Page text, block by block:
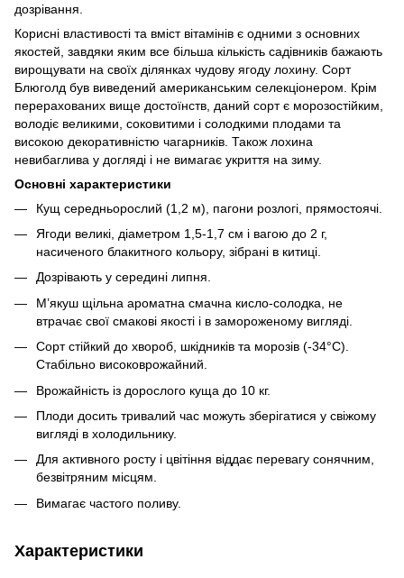
дозрівання.
Корисні властивості та вміст вітамінів є одними з основних
якостей, завдяки яким все більша кількість садівників бажають
вирощувати на своїх ділянках чудову ягоду лохину. Сорт
Блюголд був виведений американським селекціонером. Крім
перерахованих вище достоїнств, даний сорт є морозостійким,
володіє великими, соковитими і солодкими плодами та
високою декоративністю чагарників. Також лохина
невибаглива у догляді і не вимагає укриття на зиму.
Основні характеристики
Кущ середньорослий (1,2 м), пагони розлогі, прямостоячі.
Ягоди великі, діаметром 1,5-1,7 см і вагою до 2 г,
насиченого блакитного кольору, зібрані в китиці.
Дозрівають у середині липня.
М’якуш щільна ароматна смачна кисло-солодка, не
втрачає свої смакові якості і в замороженому вигляді.
Сорт стійкий до хвороб, шкідників та морозів (-34°C).
Стабільно високоврожайний.
Врожайність із дорослого куща до 10 кг.
Плоди досить тривалий час можуть зберігатися у свіжому
вигляді в холодильнику.
Для активного росту і цвітіння віддає перевагу сонячним,
безвітряним місцям.
Вимагає частого поливу.
Характеристики